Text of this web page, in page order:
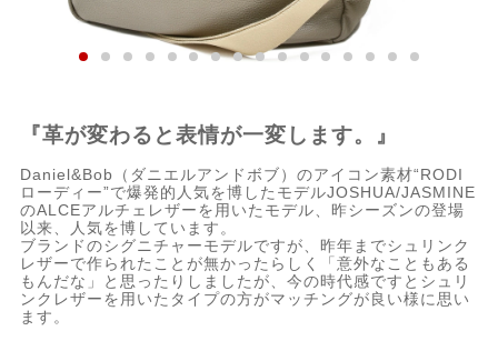
『革が変わると表情が一変します。』
Daniel&Bob（ダニエルアンドボブ）のアイコン素材“RODI
ローディー”で爆発的人気を博したモデルJOSHUA/JASMINE
のALCEアルチェレザーを用いたモデル、昨シーズンの登場
以来、人気を博しています。
ブランドのシグニチャーモデルですが、昨年までシュリンク
レザーで作られたことが無かったらしく「意外なこともある
もんだな」と思ったりしましたが、今の時代感ですとシュリ
ンクレザーを用いたタイプの方がマッチングが良い様に思い
ます。